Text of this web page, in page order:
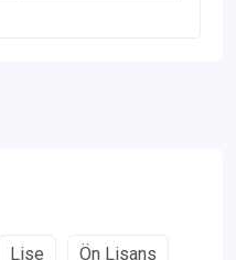
Lise Ön Lisans